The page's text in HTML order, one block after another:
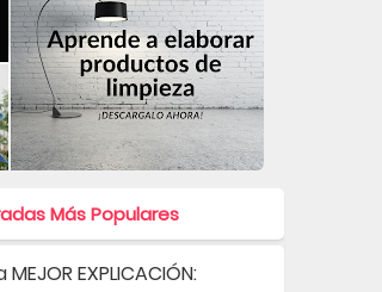
AQUÍ
Más Populares
MEJOR EXPLICACIÓN: